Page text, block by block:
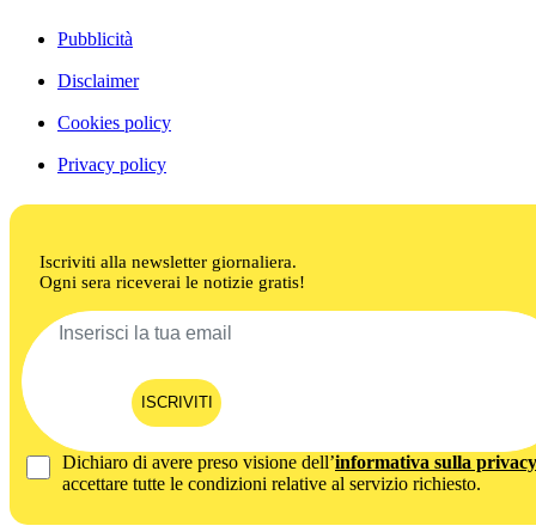
Pubblicità
Disclaimer
Cookies policy
Privacy policy
Iscriviti alla newsletter giornaliera.
Ogni sera riceverai le notizie gratis!
ISCRIVITI
Dichiaro di avere preso visione dell’informativa sulla privacy
accettare tutte le condizioni relative al servizio richiesto.